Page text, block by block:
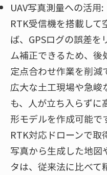
UAV写真測量への活用:
RTK受信機を搭載して
ば、GPSログの誤差を
ム補正できるため、後
定点合わせ作業を削減
広大な土工現場や急峻
も、人が立ち入らずに
形モデルを作成可能で
RTK対応ドローンで取
写真から生成した地図
タは、従来法に比べて